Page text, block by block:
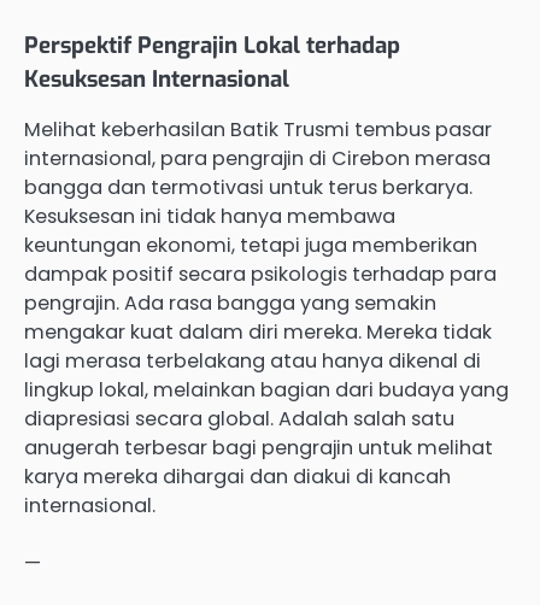
Perspektif Pengrajin Lokal terhadap
Kesuksesan Internasional
Melihat keberhasilan Batik Trusmi tembus pasar
internasional, para pengrajin di Cirebon merasa
bangga dan termotivasi untuk terus berkarya.
Kesuksesan ini tidak hanya membawa
keuntungan ekonomi, tetapi juga memberikan
dampak positif secara psikologis terhadap para
pengrajin. Ada rasa bangga yang semakin
mengakar kuat dalam diri mereka. Mereka tidak
lagi merasa terbelakang atau hanya dikenal di
lingkup lokal, melainkan bagian dari budaya yang
diapresiasi secara global. Adalah salah satu
anugerah terbesar bagi pengrajin untuk melihat
karya mereka dihargai dan diakui di kancah
internasional.
—